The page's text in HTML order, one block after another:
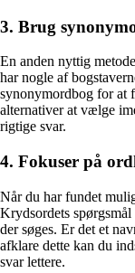
3. Brug
En anden nyttig
har nogle af
synonymordbog for at
alternativer at vælge
rigtige svar.
4. Fokuser på
Når du har fundet
Krydsordets
der søges. Er det et
afklare dette kan du
svar lettere.